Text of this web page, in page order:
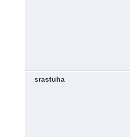
srastuha